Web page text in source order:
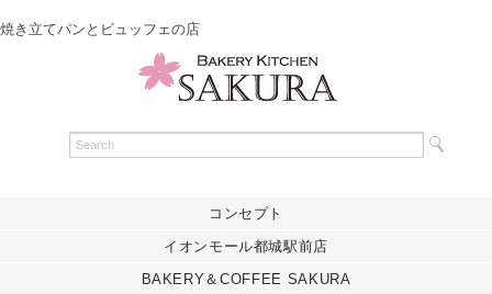
焼き立てパンとビュッフェの店
コンセプト
イオンモール都城駅前店
BAKERY＆COFFEE SAKURA